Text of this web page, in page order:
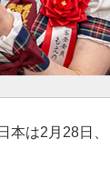
本は2月28日